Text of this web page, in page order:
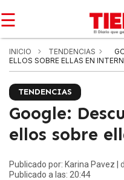
☰
INICIO TENDENCIAS
ELLOS SOBRE ELLAS EN
TENDENCIAS
Google:
ellos sobre
Publicado por: Karina Pavez |
Publicado a las: 20:44